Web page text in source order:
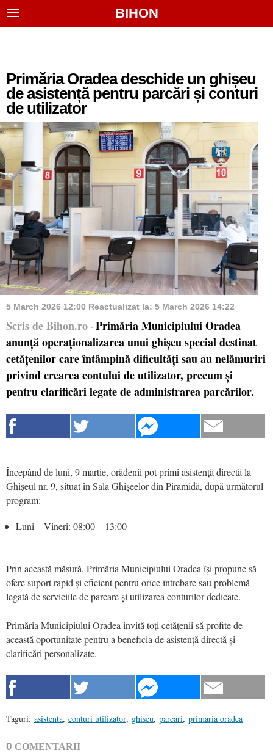
BIHON
Primăria Oradea deschide un ghișeu
de asistență pentru parcări și conturi
de utilizator
5 March 2026 12:00 Reactualizat la: 5 March 2026 14:22
Scris de Bihon.ro - Primăria Municipiului Oradea
anunță operaționalizarea unui ghișeu special destinat
cetățenilor care întâmpină dificultăți sau au nelămuriri
privind crearea contului de utilizator, precum și
pentru clarificări legate de administrarea parcărilor.
Începând de luni, 9 martie, orădenii pot primi asistență directă la
Ghișeul nr. 9, situat în Sala Ghișeelor din Piramidă, după următorul
program:
Luni – Vineri: 08:00 – 13:00
Prin această măsură, Primăria Municipiului Oradea își propune să
ofere suport rapid și eficient pentru orice întrebare sau problemă
legată de serviciile de parcare și utilizarea conturilor dedicate.
Primăria Municipiului Oradea invită toți cetățenii să profite de
această oportunitate pentru a beneficia de asistență directă și
clarificări personalizate.
Taguri: asistenta, conturi utilizator, ghiseu, parcari, primaria oradea
0 COMENTARII